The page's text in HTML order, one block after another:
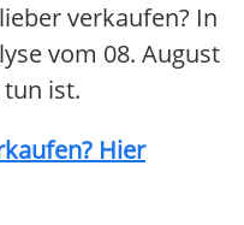
verkaufen? In
vom 08. August
ist.
Hier